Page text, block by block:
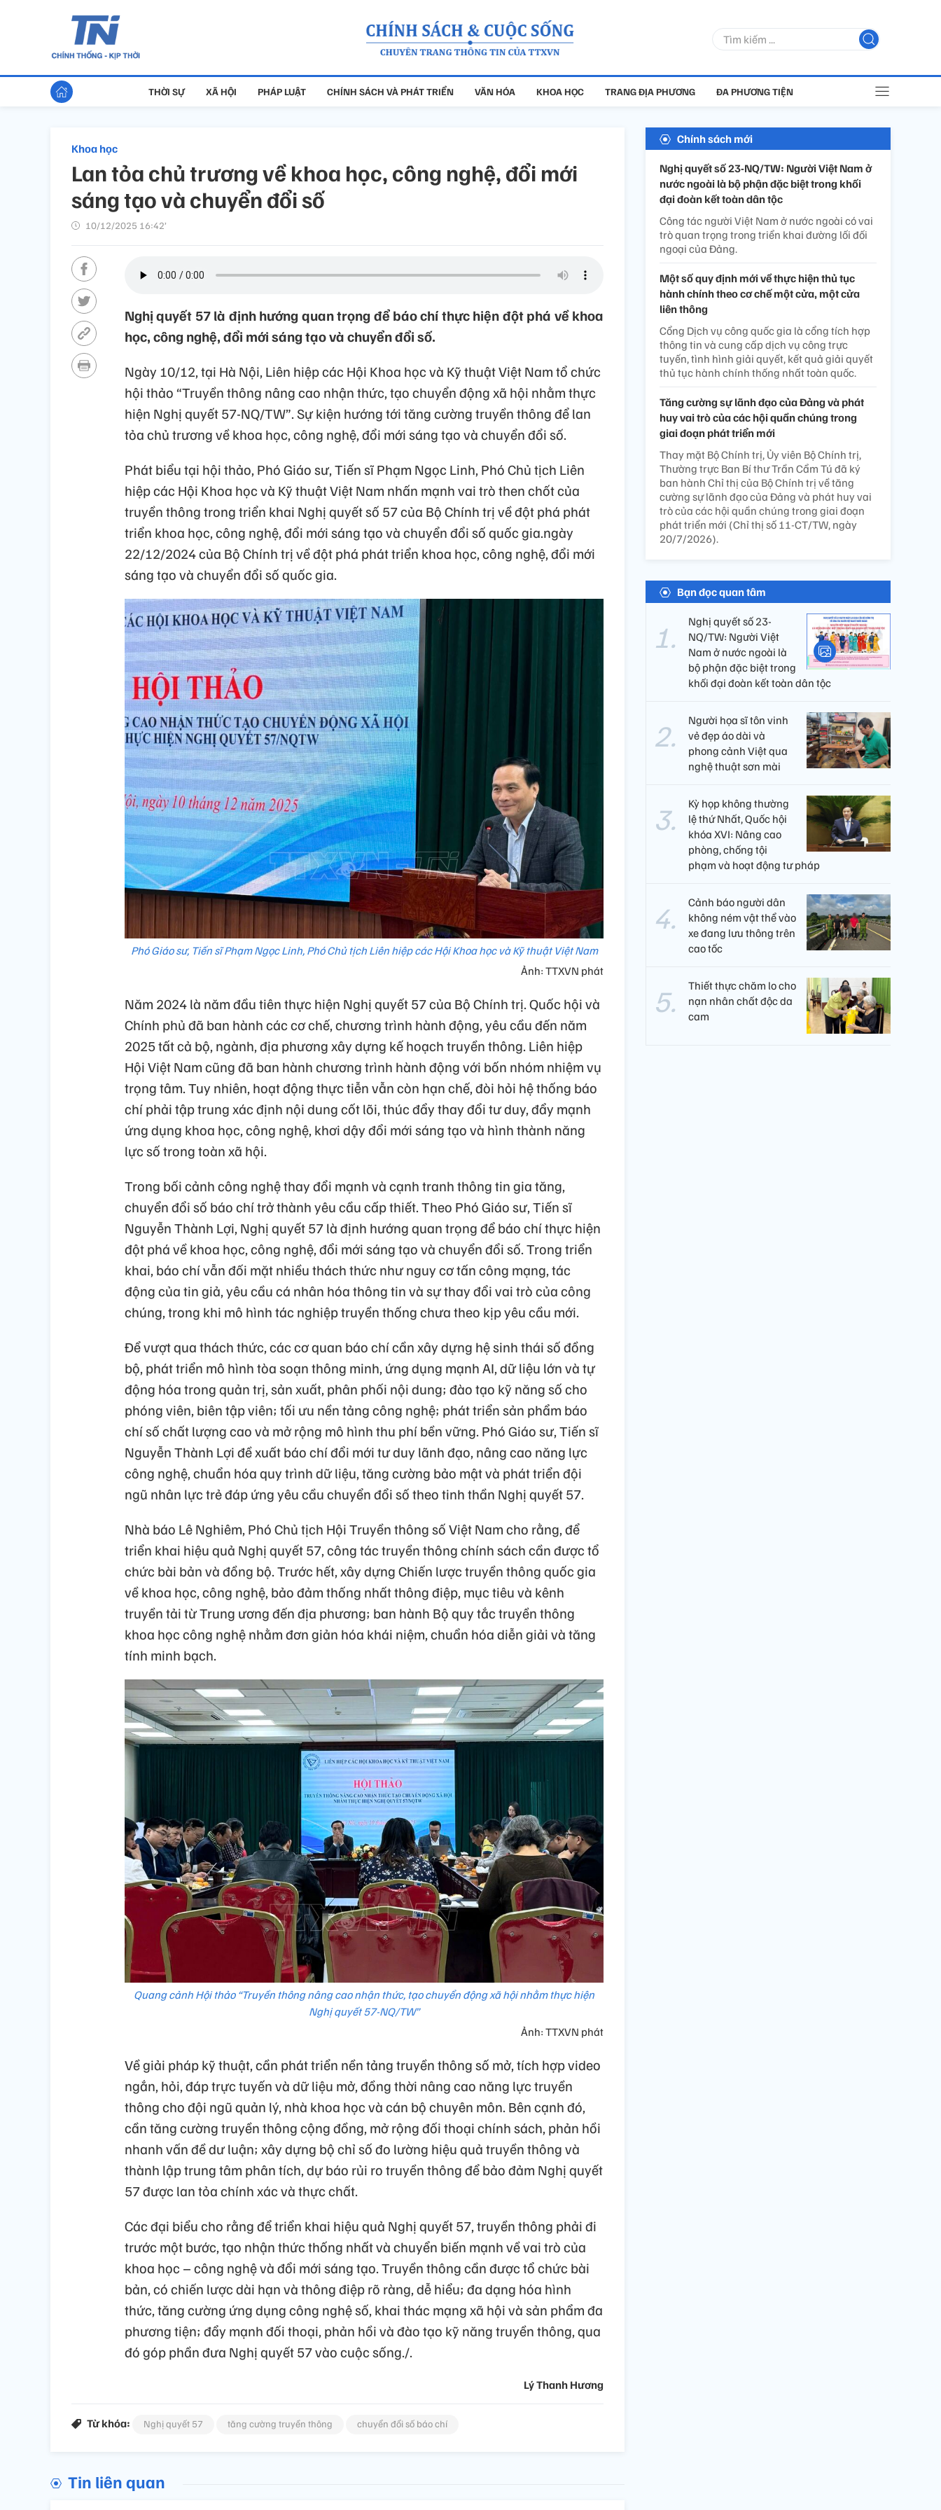
THỜI SỰ XÃ HỘI PHÁP LUẬT CHÍNH SÁCH VÀ PHÁT TRIỂN VĂN HÓA KHOA HỌC TRANG ĐỊA PHƯƠNG ĐA PHƯƠNG TIỆN
Khoa học
Lan tỏa chủ trương về khoa học, công nghệ, đổi mới
sáng tạo và chuyển đổi số
10/12/2025 16:42’
Nghị quyết 57 là định hướng quan trọng để báo chí thực hiện đột phá về khoa
học, công nghệ, đổi mới sáng tạo và chuyển đổi số.
Ngày 10/12, tại Hà Nội, Liên hiệp các Hội Khoa học và Kỹ thuật Việt Nam tổ chức
hội thảo “Truyền thông nâng cao nhận thức, tạo chuyển động xã hội nhằm thực
hiện Nghị quyết 57-NQ/TW”. Sự kiện hướng tới tăng cường truyền thông để lan
tỏa chủ trương về khoa học, công nghệ, đổi mới sáng tạo và chuyển đổi số.
Phát biểu tại hội thảo, Phó Giáo sư, Tiến sĩ Phạm Ngọc Linh, Phó Chủ tịch Liên
hiệp các Hội Khoa học và Kỹ thuật Việt Nam nhấn mạnh vai trò then chốt của
truyền thông trong triển khai Nghị quyết số 57 của Bộ Chính trị về đột phá phát
triển khoa học, công nghệ, đổi mới sáng tạo và chuyển đổi số quốc gia.ngày
22/12/2024 của Bộ Chính trị về đột phá phát triển khoa học, công nghệ, đổi mới
sáng tạo và chuyển đổi số quốc gia.
Phó Giáo sư, Tiến sĩ Phạm Ngọc Linh, Phó Chủ tịch Liên hiệp các Hội Khoa học và Kỹ thuật Việt Nam
Ảnh: TTXVN phát
Năm 2024 là năm đầu tiên thực hiện Nghị quyết 57 của Bộ Chính trị. Quốc hội và
Chính phủ đã ban hành các cơ chế, chương trình hành động, yêu cầu đến năm
2025 tất cả bộ, ngành, địa phương xây dựng kế hoạch truyền thông. Liên hiệp
Hội Việt Nam cũng đã ban hành chương trình hành động với bốn nhóm nhiệm vụ
trọng tâm. Tuy nhiên, hoạt động thực tiễn vẫn còn hạn chế, đòi hỏi hệ thống báo
chí phải tập trung xác định nội dung cốt lõi, thúc đẩy thay đổi tư duy, đẩy mạnh
ứng dụng khoa học, công nghệ, khơi dậy đổi mới sáng tạo và hình thành năng
lực số trong toàn xã hội.
Trong bối cảnh công nghệ thay đổi mạnh và cạnh tranh thông tin gia tăng,
chuyển đổi số báo chí trở thành yêu cầu cấp thiết. Theo Phó Giáo sư, Tiến sĩ
Nguyễn Thành Lợi, Nghị quyết 57 là định hướng quan trọng để báo chí thực hiện
đột phá về khoa học, công nghệ, đổi mới sáng tạo và chuyển đổi số. Trong triển
khai, báo chí vẫn đối mặt nhiều thách thức như nguy cơ tấn công mạng, tác
động của tin giả, yêu cầu cá nhân hóa thông tin và sự thay đổi vai trò của công
chúng, trong khi mô hình tác nghiệp truyền thống chưa theo kịp yêu cầu mới.
Để vượt qua thách thức, các cơ quan báo chí cần xây dựng hệ sinh thái số đồng
bộ, phát triển mô hình tòa soạn thông minh, ứng dụng mạnh AI, dữ liệu lớn và tự
động hóa trong quản trị, sản xuất, phân phối nội dung; đào tạo kỹ năng số cho
phóng viên, biên tập viên; tối ưu nền tảng công nghệ; phát triển sản phẩm báo
chí số chất lượng cao và mở rộng mô hình thu phí bền vững. Phó Giáo sư, Tiến sĩ
Nguyễn Thành Lợi đề xuất báo chí đổi mới tư duy lãnh đạo, nâng cao năng lực
công nghệ, chuẩn hóa quy trình dữ liệu, tăng cường bảo mật và phát triển đội
ngũ nhân lực trẻ đáp ứng yêu cầu chuyển đổi số theo tinh thần Nghị quyết 57.
Nhà báo Lê Nghiêm, Phó Chủ tịch Hội Truyền thông số Việt Nam cho rằng, để
triển khai hiệu quả Nghị quyết 57, công tác truyền thông chính sách cần được tổ
chức bài bản và đồng bộ. Trước hết, xây dựng Chiến lược truyền thông quốc gia
về khoa học, công nghệ, bảo đảm thống nhất thông điệp, mục tiêu và kênh
truyền tải từ Trung ương đến địa phương; ban hành Bộ quy tắc truyền thông
khoa học công nghệ nhằm đơn giản hóa khái niệm, chuẩn hóa diễn giải và tăng
tính minh bạch.
Quang cảnh Hội thảo “Truyền thông nâng cao nhận thức, tạo chuyển động xã hội nhằm thực hiện
Nghị quyết 57-NQ/TW”
Ảnh: TTXVN phát
Về giải pháp kỹ thuật, cần phát triển nền tảng truyền thông số mở, tích hợp video
ngắn, hỏi, đáp trực tuyến và dữ liệu mở, đồng thời nâng cao năng lực truyền
thông cho đội ngũ quản lý, nhà khoa học và cán bộ chuyên môn. Bên cạnh đó,
cần tăng cường truyền thông cộng đồng, mở rộng đối thoại chính sách, phản hồi
nhanh vấn đề dư luận; xây dựng bộ chỉ số đo lường hiệu quả truyền thông và
thành lập trung tâm phân tích, dự báo rủi ro truyền thông để bảo đảm Nghị quyết
57 được lan tỏa chính xác và thực chất.
Các đại biểu cho rằng để triển khai hiệu quả Nghị quyết 57, truyền thông phải đi
trước một bước, tạo nhận thức thống nhất và chuyển biến mạnh về vai trò của
khoa học – công nghệ và đổi mới sáng tạo. Truyền thông cần được tổ chức bài
bản, có chiến lược dài hạn và thông điệp rõ ràng, dễ hiểu; đa dạng hóa hình
thức, tăng cường ứng dụng công nghệ số, khai thác mạng xã hội và sản phẩm đa
phương tiện; đẩy mạnh đối thoại, phản hồi và đào tạo kỹ năng truyền thông, qua
đó góp phần đưa Nghị quyết 57 vào cuộc sống./.
Lý Thanh Hương
Từ khóa: Nghị quyết 57 tăng cường truyền thông chuyển đổi số báo chí
Tin liên quan
Chính sách mới
Nghị quyết số 23-NQ/TW: Người Việt Nam ở
nước ngoài là bộ phận đặc biệt trong khối
đại đoàn kết toàn dân tộc
Công tác người Việt Nam ở nước ngoài có vai
trò quan trọng trong triển khai đường lối đối
ngoại của Đảng.
Một số quy định mới về thực hiện thủ tục
hành chính theo cơ chế một cửa, một cửa
liên thông
Cổng Dịch vụ công quốc gia là cổng tích hợp
thông tin và cung cấp dịch vụ công trực
tuyến, tình hình giải quyết, kết quả giải quyết
thủ tục hành chính thống nhất toàn quốc.
Tăng cường sự lãnh đạo của Đảng và phát
huy vai trò của các hội quần chúng trong
giai đoạn phát triển mới
Thay mặt Bộ Chính trị, Ủy viên Bộ Chính trị,
Thường trực Ban Bí thư Trần Cẩm Tú đã ký
ban hành Chỉ thị của Bộ Chính trị về tăng
cường sự lãnh đạo của Đảng và phát huy vai
trò của các hội quần chúng trong giai đoạn
phát triển mới (Chỉ thị số 11-CT/TW, ngày
20/7/2026).
Bạn đọc quan tâm
Nghị quyết số 23-
NQ/TW: Người Việt
Nam ở nước ngoài là
bộ phận đặc biệt trong
khối đại đoàn kết toàn dân tộc
Người họa sĩ tôn vinh
vẻ đẹp áo dài và
phong cảnh Việt qua
nghệ thuật sơn mài
Kỳ họp không thường
lệ thứ Nhất, Quốc hội
khóa XVI: Nâng cao
phòng, chống tội
phạm và hoạt động tư pháp
Cảnh báo người dân
không ném vật thể vào
xe đang lưu thông trên
cao tốc
Thiết thực chăm lo cho
nạn nhân chất độc da
cam